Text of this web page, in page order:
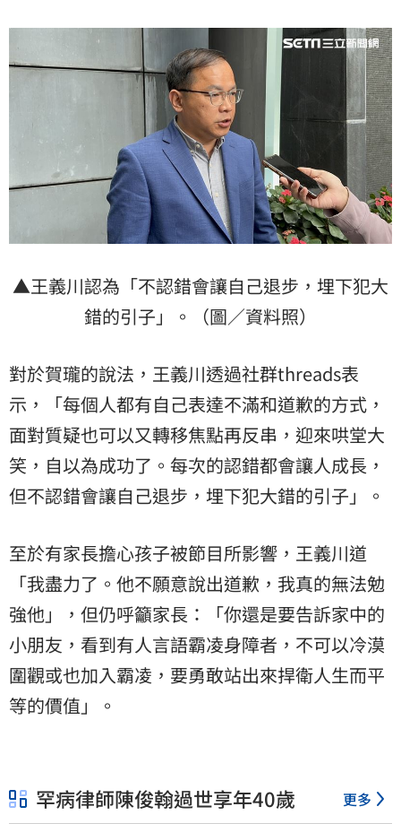
▲王義川認為「不認錯會讓自己退步，埋下犯大
錯的引子」。（圖／資料照）
對於賀瓏的說法，王義川透過社群threads表
示，「每個人都有自己表達不滿和道歉的方式，
面對質疑也可以又轉移焦點再反串，迎來哄堂大
笑，自以為成功了。每次的認錯都會讓人成長，
但不認錯會讓自己退步，埋下犯大錯的引子」。
至於有家長擔心孩子被節目所影響，王義川道
「我盡力了。他不願意說出道歉，我真的無法勉
強他」，但仍呼籲家長：「你還是要告訴家中的
小朋友，看到有人言語霸凌身障者，不可以冷漠
圍觀或也加入霸凌，要勇敢站出來捍衛人生而平
等的價值」。
罕病律師陳俊翰過世享年40歲 更多